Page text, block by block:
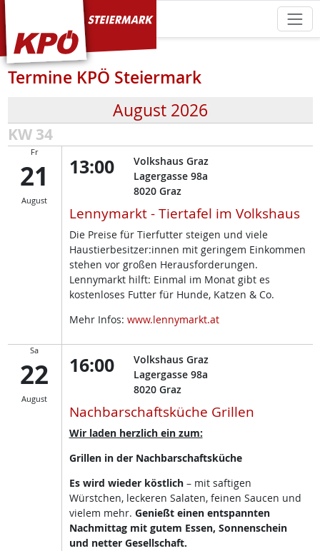
KPÖ Steiermark
Termine KPÖ Steiermark
August 2026
KW 34
Fr
21
August
13:00
Volkshaus Graz
Lagergasse 98a
8020 Graz
Lennymarkt - Tiertafel im Volkshaus
Die Preise für Tierfutter steigen und viele
Haustierbesitzer:innen mit geringem Einkommen
stehen vor großen Herausforderungen.
Lennymarkt hilft: Einmal im Monat gibt es
kostenloses Futter für Hunde, Katzen & Co.
Mehr Infos: www.lennymarkt.at
Sa
22
August
16:00
Volkshaus Graz
Lagergasse 98a
8020 Graz
Nachbarschaftsküche Grillen
Wir laden herzlich ein zum:
Grillen in der Nachbarschaftsküche
Es wird wieder köstlich – mit saftigen
Würstchen, leckeren Salaten, feinen Saucen und
vielem mehr. Genießt einen entspannten
Nachmittag mit gutem Essen, Sonnenschein
und netter Gesellschaft.